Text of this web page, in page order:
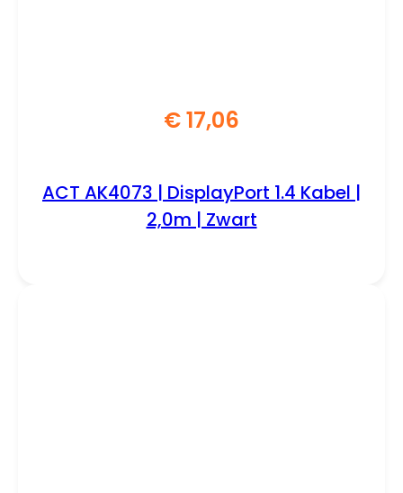
€17,06
ACT AK4073 | DisplayPort 1.4 Kabel |
2,0m | Zwart